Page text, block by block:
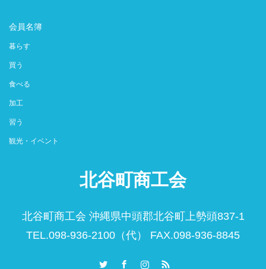
会員名簿
暮らす
買う
食べる
加工
習う
観光・イベント
北谷町商工会
北谷町商工会 沖縄県中頭郡北谷町上勢頭837-1
TEL.098-936-2100（代） FAX.098-936-8845
Instagram
RSS